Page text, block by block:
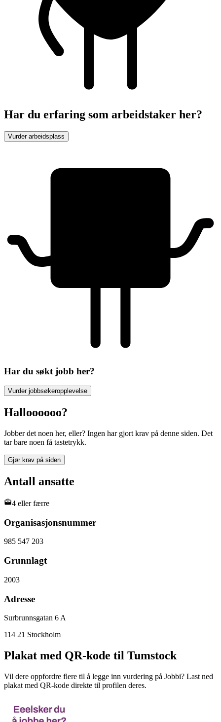
Har du erfaring som arbeidstaker her?
Vurder arbeidsplass
Har du søkt jobb her?
Vurder jobbsøkeropplevelse
Halloooooo?
Jobber det noen her, eller? Ingen har gjort krav på denne siden. Det
tar bare noen få tastetrykk.
Gjør krav på siden
Antall ansatte
4 eller færre
Organisasjonsnummer
985 547 203
Grunnlagt
2003
Adresse
Surbrunnsgatan 6 A
114 21 Stockholm
Plakat med QR-kode til Tumstock
Vil dere oppfordre flere til å legge inn vurdering på Jobbi? Last ned
plakat med QR-kode direkte til profilen deres.